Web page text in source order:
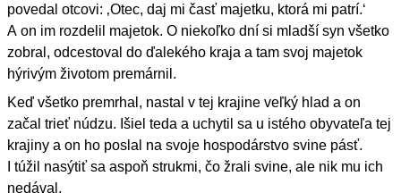
povedal otcovi: ‚Otec, daj mi časť majetku, ktorá mi patrí.‘
A on im rozdelil majetok. O niekoľko dní si mladší syn všetko
zobral, odcestoval do ďalekého kraja a tam svoj majetok
hýrivým životom premárnil.
Keď všetko premrhal, nastal v tej krajine veľký hlad a on
začal trieť núdzu. Išiel teda a uchytil sa u istého obyvateľa tej
krajiny a on ho poslal na svoje hospodárstvo svine pásť.
I túžil nasýtiť sa aspoň strukmi, čo žrali svine, ale nik mu ich
nedával.